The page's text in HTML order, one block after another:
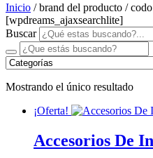
Inicio / brand del producto /
[wpdreams_ajaxsearchlite]
Buscar
Mostrando el único resultado
¡Oferta!
Accesorios De